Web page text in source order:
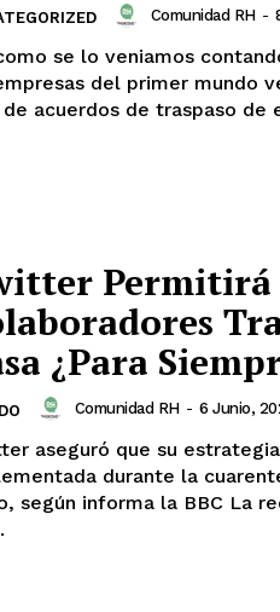
Comunidad RH -
se lo veniamos
del primer mundo
acuerdos de traspaso de
Permitirá
¿Para
Comunidad RH - 6 Junio,
aseguró que su
durante la
informa la BBC La red social anunció que